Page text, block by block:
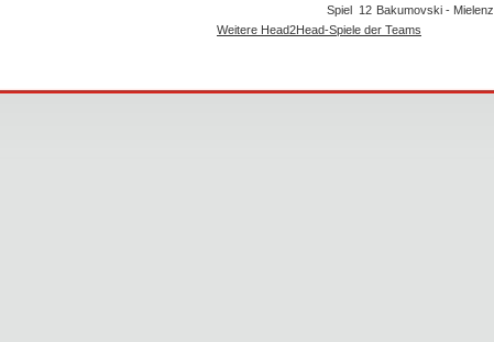
Spiel
12 Bakumovski - Mielenz
Weitere Head2Head-Spiele der Teams